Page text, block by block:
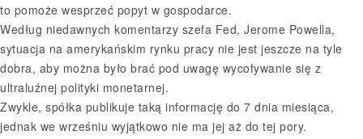
to pomoże wesprzeć popyt w gospodarce.
Według niedawnych komentarzy szefa Fed, Jerome Powella,
sytuacja na amerykańskim rynku pracy nie jest jeszcze na tyle
dobra, aby można było brać pod uwagę wycofywanie się z
ultraluźnej polityki monetarnej.
Zwykle, spółka publikuje taką informację do 7 dnia miesiąca,
jednak we wrześniu wyjątkowo nie ma jej aż do tej pory.